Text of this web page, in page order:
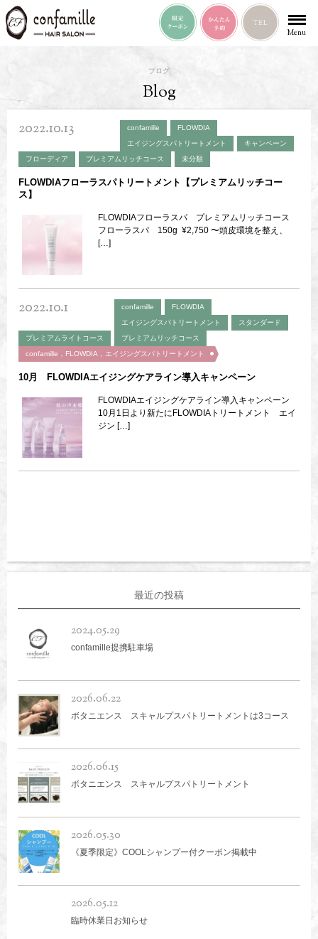
Menu
ブログ
Blog
2022.10.13 confamille
FLOWDIA
エイジングスパトリートメント
キャンペーン
フローディア
プレミアムリッチコース 未分類
FLOWDIAフローラスパトリートメント【プレミアムリッチコー
ス】
FLOWDIAフローラスパ プレミアムリッチコース
フローラスパ 150g ¥2,750 〜頭皮環境を整え、
[…]
2022.10.1 confamille
FLOWDIA
エイジングスパトリートメント
スタンダード
プレミアムライトコース
プレミアムリッチコース
confamille，FLOWDIA，エイジングスパトリートメント
10月 FLOWDIAエイジングケアライン導入キャンペーン
FLOWDIAエイジングケアライン導入キャンペーン
10月1日より新たにFLOWDIAトリートメント エイ
ジン […]
最近の投稿
2024.05.29
confamille提携駐車場
2026.06.22
ボタニエンス スキャルプスパトリートメントは3コース
2026.06.15
ボタニエンス スキャルプスパトリートメント
2026.05.30
《夏季限定》COOLシャンプー付クーポン掲載中
2026.05.12
臨時休業日お知らせ